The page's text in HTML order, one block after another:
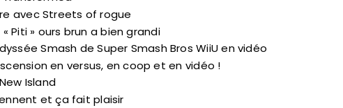
avec Streets of rogue
Piti » ours brun a bien grandi
Smash de Super Smash Bros WiiU en vidéo
en versus, en coop et en vidéo !
Island
et ça fait plaisir